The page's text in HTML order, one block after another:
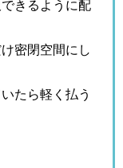
きるように配
密閉空間にし
たら軽く払う